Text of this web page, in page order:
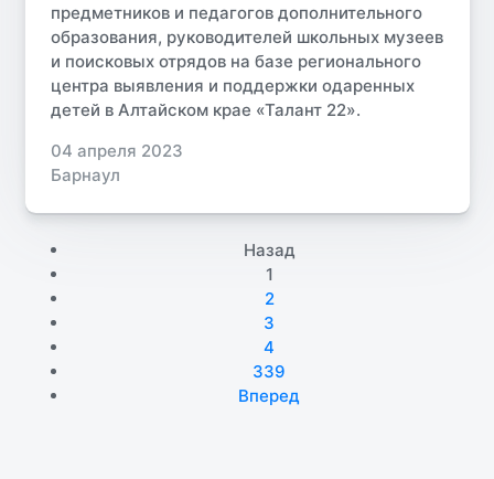
предметников и педагогов дополнительного
образования, руководителей школьных музеев
и поисковых отрядов на базе регионального
центра выявления и поддержки одаренных
детей в Алтайском крае «Талант 22».
04 апреля 2023
Барнаул
Назад
1
2
3
4
339
Вперед